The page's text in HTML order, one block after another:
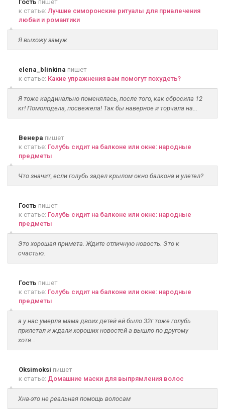
Гость пишет
к статье: Лучшие симоронские ритуалы для привлечения
любви и романтики
Я выхожу замуж
elena_blinkina пишет
к статье: Какие упражнения вам помогут похудеть?
Я тоже кардинально поменялась, после того, как сбросила 12
кг! Помолодела, посвежела! Так бы наверное и торчала на...
Венера пишет
к статье: Голубь сидит на балконе или окне: народные
предметы
Что значит, если голубь задел крылом окно балкона и улетел?
Гость пишет
к статье: Голубь сидит на балконе или окне: народные
предметы
Это хорошая примета. Ждите отличную новость. Это к
счастью.
Гость пишет
к статье: Голубь сидит на балконе или окне: народные
предметы
а у нас умерла мама двоих детей ей было 32г тоже голубь
прилетал и ждали хороших новостей а вышло по другому
хотя...
Oksimoksi пишет
к статье: Домашние маски для выпрямления волос
Хна-это не реальная помощь волосам